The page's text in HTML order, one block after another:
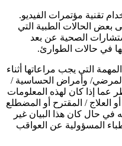
تقنية مؤتمرات الفيديو.
بعض الحالات الطبية التي
الصحية عن بعد
في حالات الطوارئ.
التي يجب مراعاتها أثناء
المرضي/ وأمراض الحساسية /
عما إذا كان لهذه المعلومات
العلاج / المقترح أو المضطلع
حال كان هذا البيان غير
المسؤولية عن العواقب